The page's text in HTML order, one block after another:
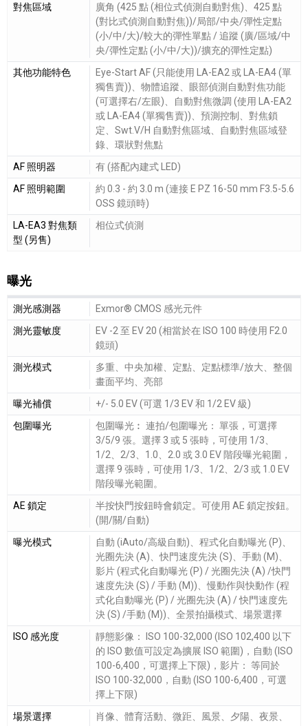
對焦區域
廣角 (425 點 (相位式偵測自動對焦)、425 點
(對比式偵測自動對焦))/局部/中央/彈性定點
(小/中/大)/較大的彈性單點 / 追蹤 (廣/區域/中
央/彈性定點 (小/中/大))/擴充的彈性定點)
其他功能特色
Eye-Start AF (只能使用 LA-EA2 或 LA-EA4 (單
獨售賣))、物體追蹤、眼部偵測自動對焦功能
(可選擇右/左眼)、自動對焦微調 (使用 LA-EA2
或 LA-EA4 (單獨售賣))、預測控制、對焦鎖
定、Swt.V/H 自動對焦區域、自動對焦區域登
錄、環狀對焦點
AF 照明器
有 (搭配內建式 LED)
AF 照明範圍
約 0.3 - 約 3.0 m (連接 E PZ 16-50 mm F3.5-5.6
OSS 鏡頭時)
LA-EA3 對焦類
型 (另售)
相位式偵測
曝光
曝光細節敘述
測光感測器
Exmor® CMOS 感光元件
測光靈敏度
EV -2 至 EV 20 (相當於在 ISO 100 時使用 F2.0
鏡頭)
測光模式
多重、中央加權、定點、定點標準/放大、整個
畫面平均、亮部
曝光補償
+/- 5.0 EV (可選 1/3 EV 和 1/2 EV 級)
包圍曝光
包圍曝光︰ 連拍/包圍曝光： 單張，可選擇
3/5/9 張。選擇 3 或 5 張時，可使用 1/3、
1/2、2/3、1.0、2.0 或 3.0 EV 階段曝光範圍，
選擇 9 張時，可使用 1/3、1/2、2/3 或 1.0 EV
階段曝光範圍。
AE 鎖定
半按快門按鈕時會鎖定。可使用 AE 鎖定按鈕。
(開/關/自動)
曝光模式
自動 (iAuto/高級自動)、程式化自動曝光 (P)、
光圈先決 (A)、快門速度先決 (S)、手動 (M)、
影片 (程式化自動曝光 (P) / 光圈先決 (A) /快門
速度先決 (S) / 手動 (M))、慢動作與快動作 (程
式化自動曝光 (P) / 光圈先決 (A) / 快門速度先
決 (S) /手動 (M))、全景拍攝模式、場景選擇
ISO 感光度
靜態影像： ISO 100-32,000 (ISO 102,400 以下
的 ISO 數值可設定為擴展 ISO 範圍)，自動 (ISO
100-6,400，可選擇上下限)，影片： 等同於
ISO 100-32,000，自動 (ISO 100-6,400，可選
擇上下限)
場景選擇
肖像、體育活動、微距、風景、夕陽、夜景、